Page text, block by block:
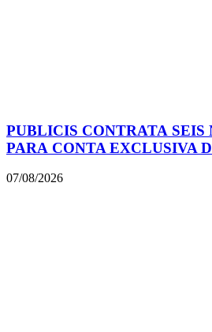
PUBLICIS CONTRATA SEIS
PARA CONTA EXCLUSIVA
07/08/2026